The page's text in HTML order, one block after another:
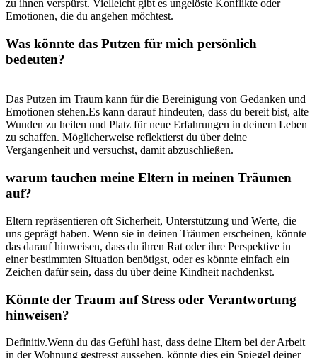
zu ihnen ‌verspürst. Vielleicht gibt es ungelöste Konflikte oder
Emotionen, die du ‍angehen möchtest.
Was könnte das Putzen für mich persönlich
bedeuten?
Das​ Putzen im ​Traum kann für die Bereinigung von⁤ Gedanken und
Emotionen stehen.Es kann darauf hindeuten, dass du bereit bist, alte
Wunden zu heilen und Platz für neue Erfahrungen‌ in deinem Leben
zu schaffen. Möglicherweise reflektierst du über deine
Vergangenheit und versuchst, ⁣damit abzuschließen.
warum tauchen meine Eltern in meinen Träumen
auf?
Eltern repräsentieren oft Sicherheit, Unterstützung und Werte, die
uns‌ geprägt haben. ⁤Wenn sie in deinen Träumen erscheinen, könnte
das darauf hinweisen,⁣ dass du ihren⁢ Rat ​oder ihre Perspektive in
einer bestimmten Situation benötigst, oder es könnte einfach ein
Zeichen dafür sein, dass du über deine​ Kindheit nachdenkst.
Könnte der Traum auf Stress oder Verantwortung
hinweisen?
Definitiv.Wenn du ⁣das Gefühl hast, dass⁣ deine Eltern bei der Arbeit
in der Wohnung gestresst aussehen, könnte dies ein Spiegel deiner